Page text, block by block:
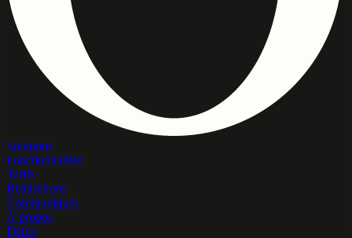
Solutions
Fonctionnalités
Tarifs
Réalisations
Communiqués
À propos
Démo